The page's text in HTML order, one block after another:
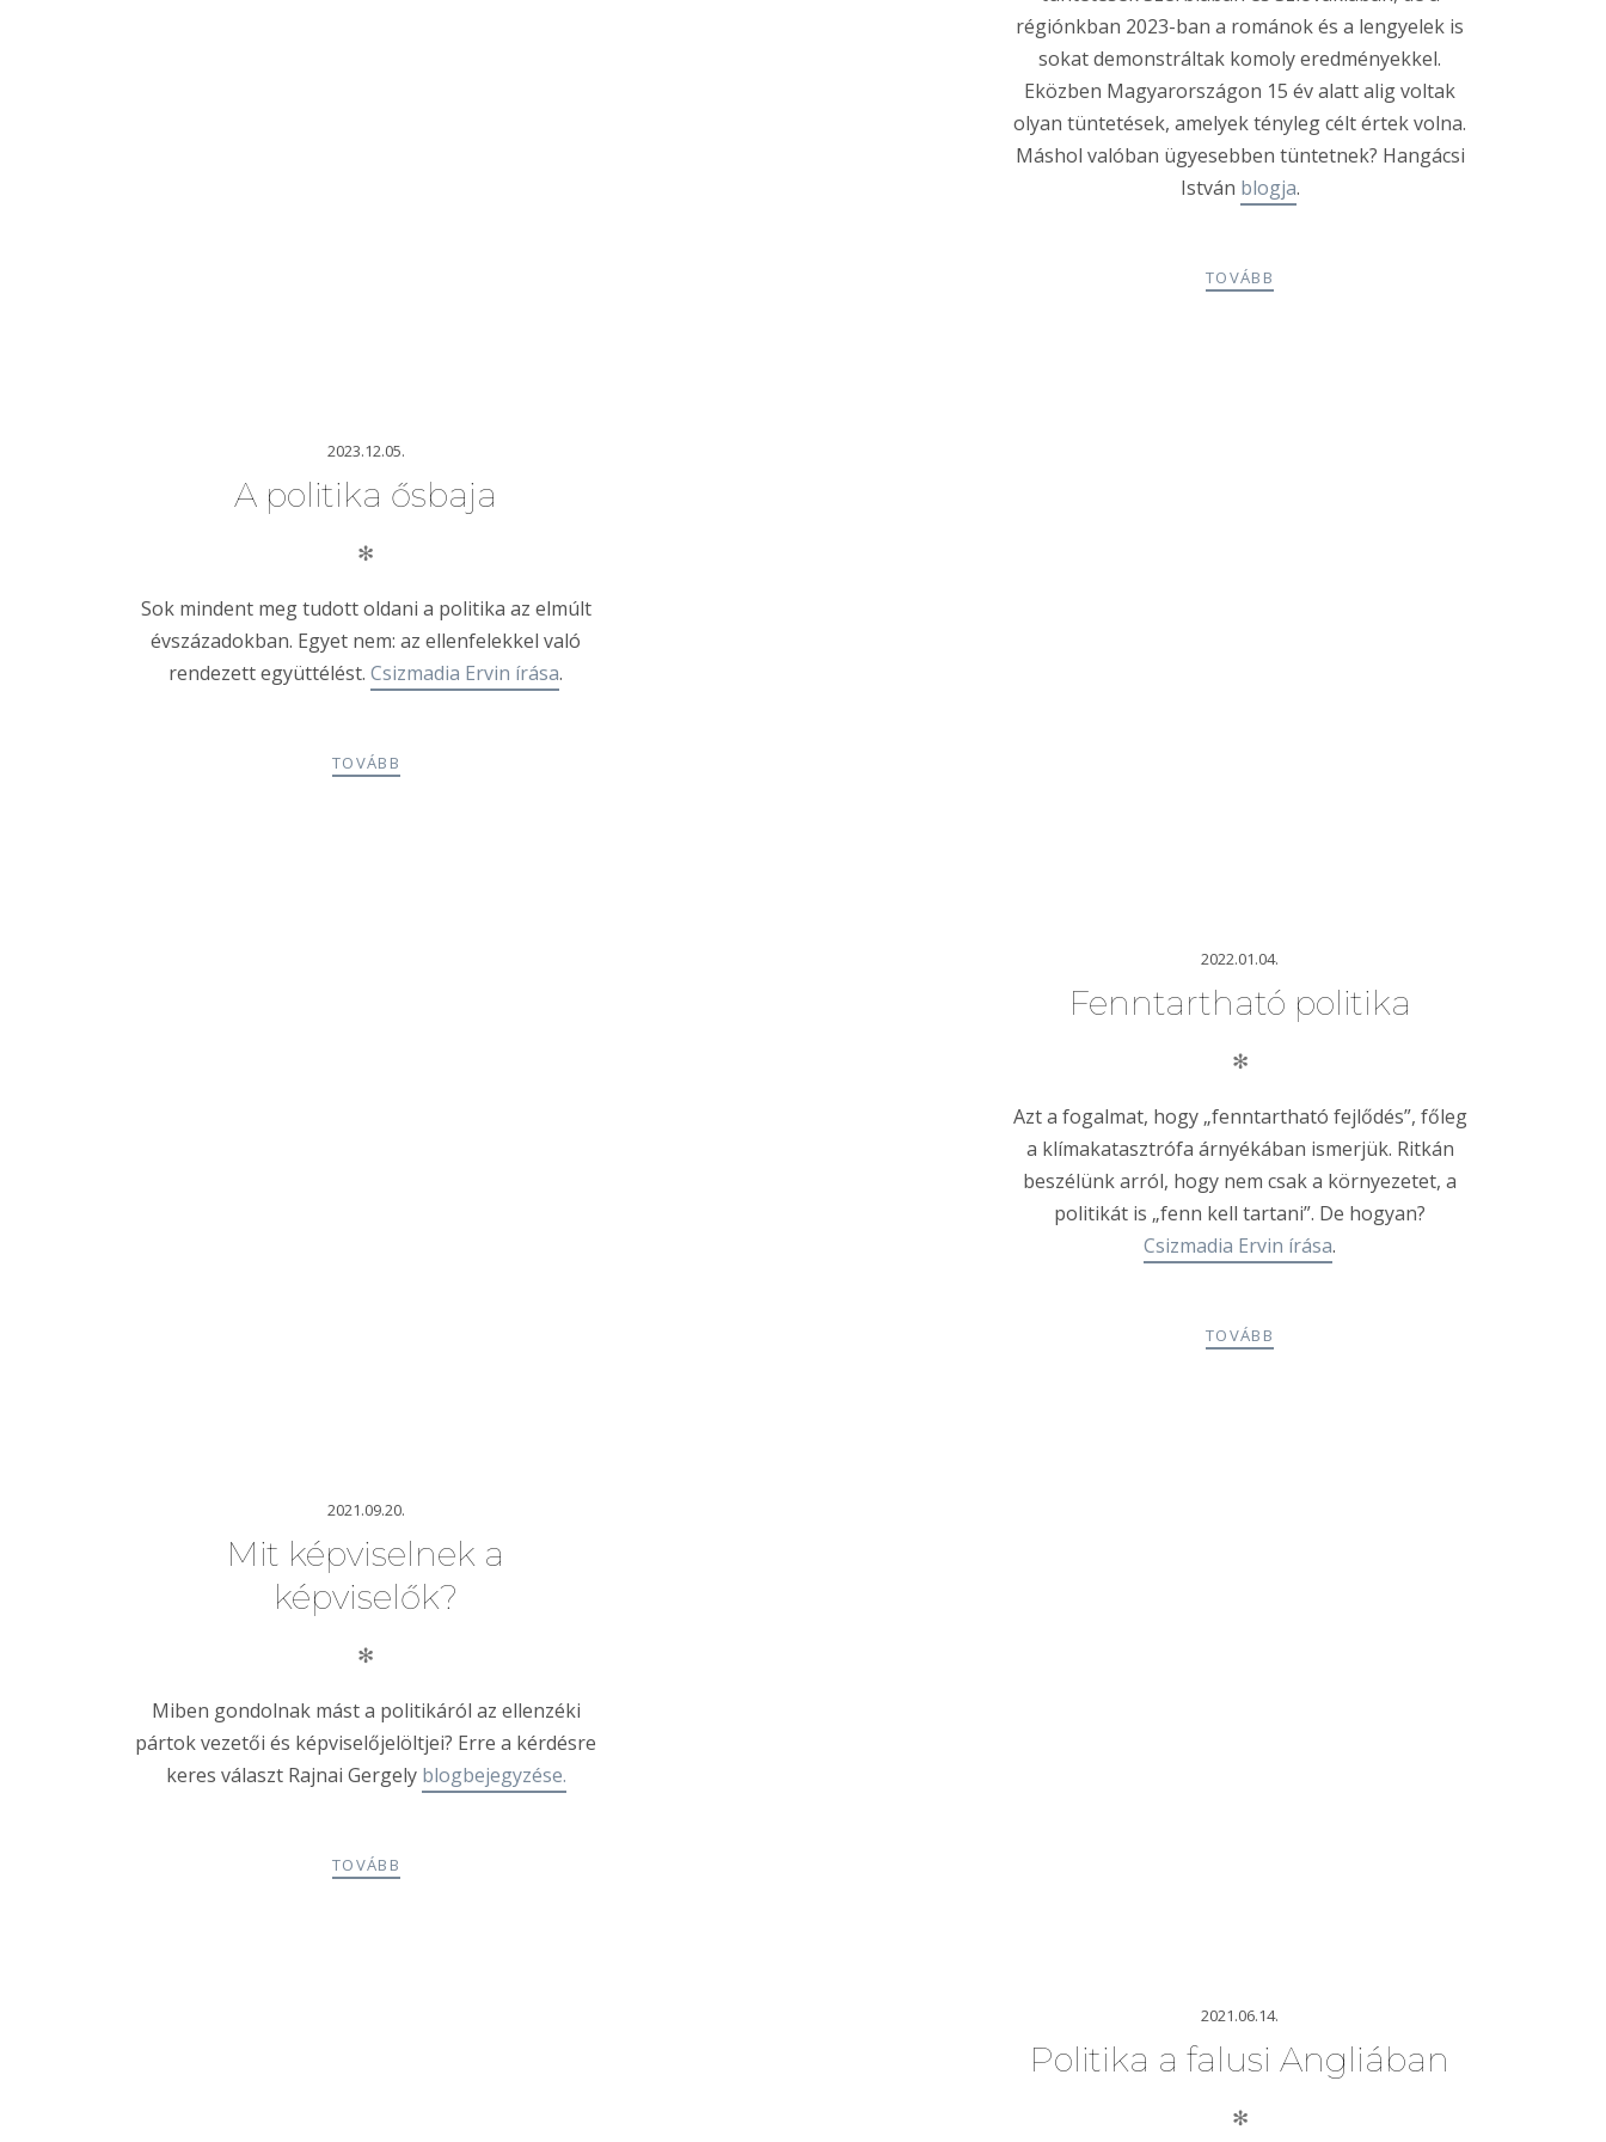
régiónkban 2023-ban a románok és a lengyelek is
sokat demonstráltak komoly eredményekkel.
Eközben Magyarországon 15 év alatt alig voltak
olyan tüntetések, amelyek tényleg célt értek volna.
Máshol valóban ügyesebben tüntetnek? Hangácsi
István blogja.
TOVÁBB
2023.12.05.
A politika ősbaja
✻
Sok mindent meg tudott oldani a politika az elmúlt
évszázadokban. Egyet nem: az ellenfelekkel való
rendezett együttélést.Csizmadia Ervin írása.
TOVÁBB
2022.01.04.
Fenntartható politika
✻
Azt a fogalmat, hogy „fenntartható fejlődés”, főleg
a klímakatasztrófa árnyékában ismerjük. Ritkán
beszélünk arról, hogy nem csak a környezetet, a
politikát is „fenn kell tartani”. De hogyan?
Csizmadia Ervin írása.
TOVÁBB
2021.09.20.
Mit képviselnek a
képviselők?
✻
Miben gondolnak mást a politikáról az ellenzéki
pártok vezetői és képviselőjelöltjei? Erre a kérdésre
keres választ Rajnai Gergely blogbejegyzése.
TOVÁBB
2021.06.14.
Politika a falusi Angliában
✻